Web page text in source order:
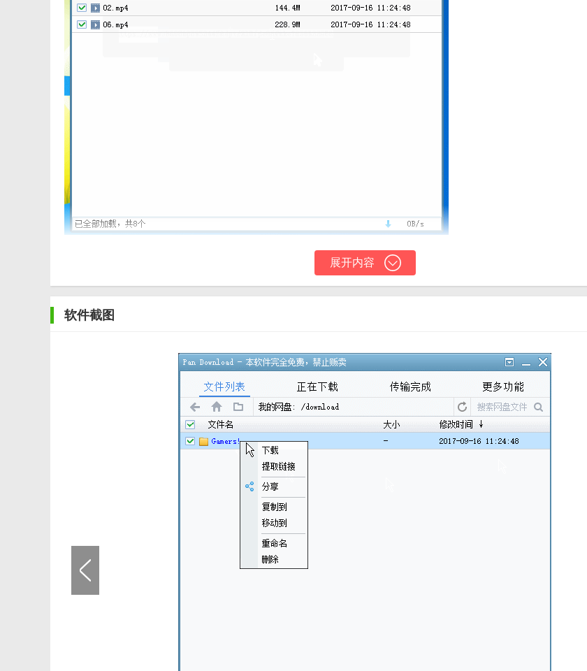
1. 高速下载：PanDownload旧版本能够破解网盘限速，实现满速下载，大大提高了用户的下载效率。
2. 批量下载：支持同时下载多个文件，用户可以一次性选中多个需要下载的文件，节省时间和精力。
4. 资源搜索：内置资源搜索功能，用户可以直接在软件中搜索网络热门资源，方便快捷。
【PanDownload旧版本亮点】
1. 无需登录即可获取下载直链，用户无需登录网盘账号即可开始下载，保护了用户的隐私安全。
2. 界面简洁明了，操作简单易懂，即使是初次使用的用户也能快速上手。
3. 支持断点续传，即使在下载过程中遇到网络中断，也能在恢复网络后继续之前的下载任务。
1. 打开软件：首先，用户需要下载并打开PanDownload旧版本软件。
2. 选择文件：在软件界面中，用户可以看到网盘中的文件列表，选中需要下载的文件。
展开内容
软件截图